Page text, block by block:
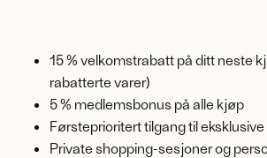
15 % velkomstrabatt på ditt neste
rabatterte varer)
5 % medlemsbonus på alle kjøp
Førsteprioritert tilgang til
Private shopping-sesjoner og